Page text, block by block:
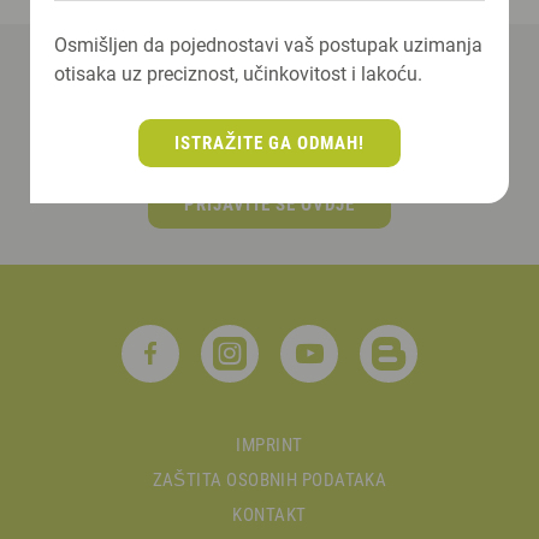
Osmišljen da pojednostavi vaš postupak uzimanja
otisaka uz preciznost, učinkovitost i lakoću.
ISTRAŽITE GA ODMAH!
Prijavite se ovdje na naš newsletter!
PRIJAVITE SE OVDJE
IMPRINT
ZAŠTITA OSOBNIH PODATAKA
KONTAKT